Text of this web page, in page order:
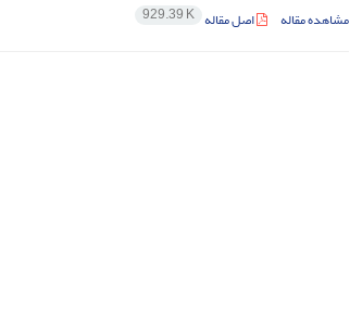
مشاهده مقاله اصل مقاله 929.39 K